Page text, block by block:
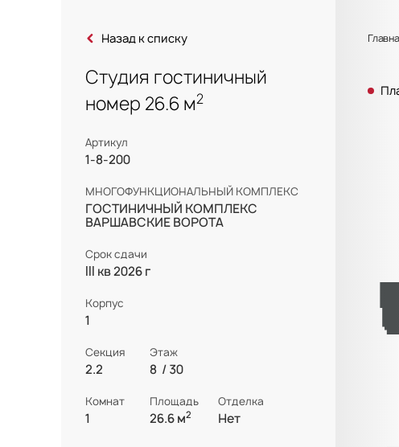
Студия гостиничный номер
Назад к списку
Студия гостиничный
номер 26.6 м2
Артикул
1-8-200
МНОГОФУНКЦИОНАЛЬНЫЙ КОМПЛЕКС
ГОСТИНИЧНЫЙ КОМПЛЕКС
ВАРШАВСКИЕ ВОРОТА
Срок сдачи
III кв 2026 г
Корпус
1
Секция
2.2
Этаж
8 / 30
Комнат
1
Площадь
26.6 м2
Отделка
Нет